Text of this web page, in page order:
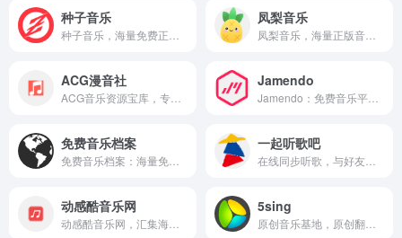
种子音乐 凤梨音乐
ACG漫音社 Jamendo
免费音乐档案 一起听歌吧
动感酷音乐网 5sing